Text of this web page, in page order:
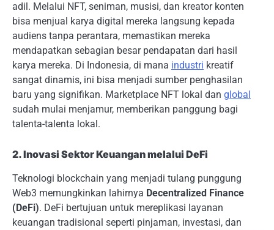
adil. Melalui NFT, seniman, musisi, dan kreator konten
bisa menjual karya digital mereka langsung kepada
audiens tanpa perantara, memastikan mereka
mendapatkan sebagian besar pendapatan dari hasil
karya mereka. Di Indonesia, di mana industri kreatif
sangat dinamis, ini bisa menjadi sumber penghasilan
baru yang signifikan. Marketplace NFT lokal dan global
sudah mulai menjamur, memberikan panggung bagi
talenta-talenta lokal.
2. Inovasi Sektor Keuangan melalui DeFi
Teknologi blockchain yang menjadi tulang punggung
Web3 memungkinkan lahirnya Decentralized Finance
(DeFi). DeFi bertujuan untuk mereplikasi layanan
keuangan tradisional seperti pinjaman, investasi, dan